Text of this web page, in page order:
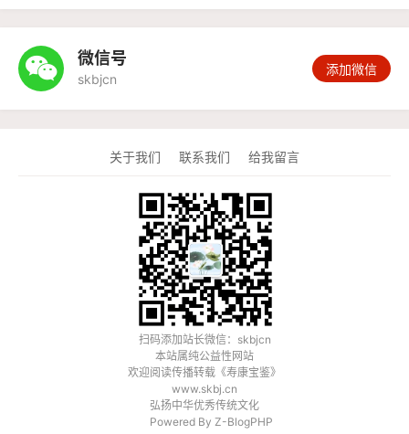
 微信号
skbjcn
添加微信
关于我们 联系我们 给我留言
扫码添加站长微信：skbjcn
本站属纯公益性网站
欢迎阅读传播转载《寿康宝鉴》
www.skbj.cn
弘扬中华优秀传统文化
Powered By Z-BlogPHP